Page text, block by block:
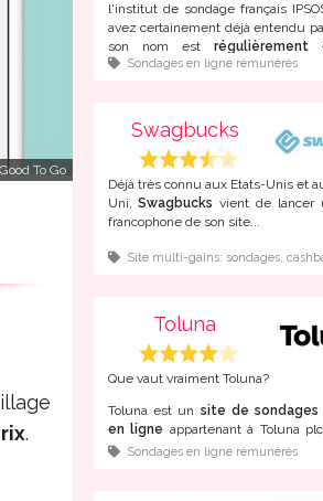
To Go
.
l'institut de sondage français
avez certainement déjà entendu
son nom est
télévision et dans la presse.
monde. Bien entendu, la
recrutement des "panélistes" se fait
sur internet.
Sondages en ligne rémunérés
Swagbucks
Déjà très connu aux Etats-Unis et
Uni,Swagbucks vient de lancer
francophone de son site...
Site multi-gains: sondages,
Toluna
Que vaut vraiment Toluna?
Toluna est un site de sondages
en ligne appartenant à Toluna
spécialisée dans les études de
Sondages en ligne rémunérés